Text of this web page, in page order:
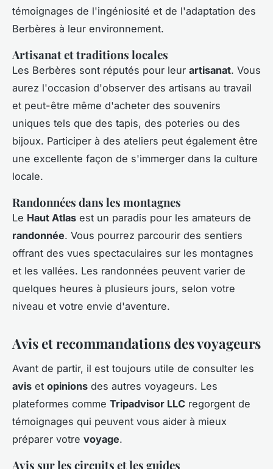
témoignages de l'ingéniosité et de l'adaptation des
Berbères à leur environnement.
Artisanat et traditions locales
Les Berbères sont réputés pour leur artisanat. Vous
aurez l'occasion d'observer des artisans au travail
et peut-être même d'acheter des souvenirs
uniques tels que des tapis, des poteries ou des
bijoux. Participer à des ateliers peut également être
une excellente façon de s'immerger dans la culture
locale.
Randonnées dans les montagnes
Le Haut Atlas est un paradis pour les amateurs de
randonnée. Vous pourrez parcourir des sentiers
offrant des vues spectaculaires sur les montagnes
et les vallées. Les randonnées peuvent varier de
quelques heures à plusieurs jours, selon votre
niveau et votre envie d'aventure.
Avis et recommandations des voyageurs
Avant de partir, il est toujours utile de consulter les
avis et opinions des autres voyageurs. Les
plateformes comme Tripadvisor LLC regorgent de
témoignages qui peuvent vous aider à mieux
préparer votre voyage.
Avis sur les circuits et les guides